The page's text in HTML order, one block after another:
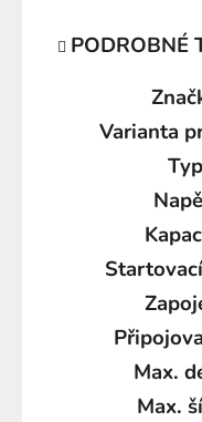
PODROBNÉ
Varianta
Typ
Max.
Max.